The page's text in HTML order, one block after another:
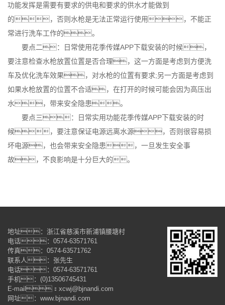
功能发挥是需要有要求的供电和要求的供水才能做到
的，否则水枪是无法正常运行使用，不能正
常进行洗车工作的。
要点二：日常使用花季传媒APP下载安装的时候，
要注意检查水枪放置位置是否合理，这一方面是考虑到方便洗
车及优化洗车效果，对水枪的位置有要求;另一方面是考虑到
如果水枪放置的位置不合适，在打开的时候可能会因为高压出
水，带来安全隐患。
要点三：日常实用功能花季传媒APP下载安装的时
候，要注意保证电源远离水源，否则很容易损
坏电源，也会带来安全隐患，一旦发生安全事
故，不良影响是十分巨大的。
地址：浙江省慈溪市新浦镇腰塘村
电话：0574-63571761
传真：0574-63571762
联系人：张先生
电话：0574-63571761
手机：(0)13506745431
E-mail：xcwj@bjnandi.com
网址：www.bjnandi.com